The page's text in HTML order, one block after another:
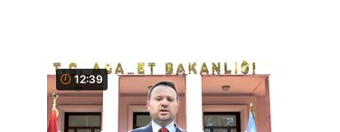
12:39